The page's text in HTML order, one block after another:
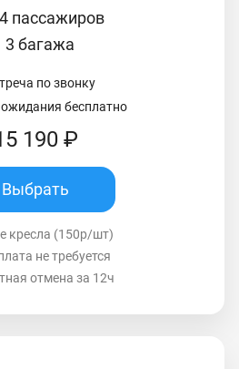
пассажиров
3 багажа
по звонку
бесплатно
190 ₽
Выбрать
кресла (150р/шт)
не требуется
отмена за 12ч